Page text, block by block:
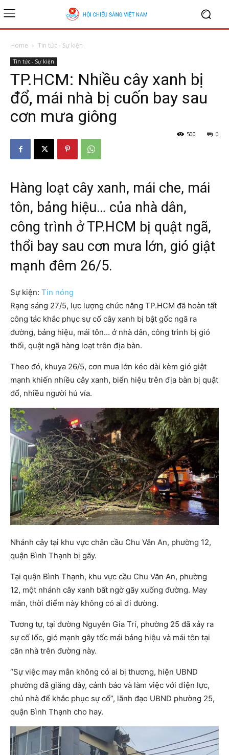
Home Tin tức - Sự kiện
Tin tức - Sự kiện
TP.HCM: Nhiều cây xanh bị
đổ, mái nhà bị cuốn bay sau
cơn mưa giông
0
500
Hàng loạt cây xanh, mái che, mái
tôn, bảng hiệu… của nhà dân,
công trình ở TP.HCM bị quật ngã,
thổi bay sau cơn mưa lớn, gió giật
mạnh đêm 26/5.
Sự kiện: Tin nóng
Rạng sáng 27/5, lực lượng chức năng TP.HCM đã hoàn tất
công tác khắc phục sự cố cây xanh bị bật gốc ngã ra
đường, bảng hiệu, mái tôn… ở nhà dân, công trình bị gió
thổi, quật ngã hàng loạt trên địa bàn.
Theo đó, khuya 26/5, cơn mưa lớn kéo dài kèm gió giật
mạnh khiến nhiều cây xanh, biển hiệu trên địa bàn bị quật
đổ, nhiều người hú vía.
Nhánh cây tại khu vực chân cầu Chu Văn An, phường 12,
quận Bình Thạnh bị gãy.
Tại quận Bình Thạnh, khu vực cầu Chu Văn An, phường
12, một nhánh cây xanh bất ngờ gãy xuống đường. May
mắn, thời điểm này không có ai đi đường.
Tương tự, tại đường Nguyễn Gia Trí, phường 25 đã xảy ra
sự cố lốc, gió mạnh gây tốc mái bảng hiệu và mái tôn tại
căn nhà trên đường này.
“Sự việc may mắn không có ai bị thương, hiện UBND
phường đã giăng dây, cảnh báo và làm việc với điện lực,
chủ nhà để khắc phục sự cố”, lãnh đạo UBND phường 25,
quận Bình Thạnh cho hay.